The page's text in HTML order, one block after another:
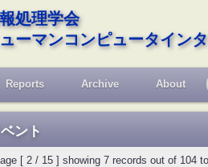
処理学会
ーマンコンピュータイン
Reports Archive About
ント
[ 2 / 15 ] showing 7 records out of 104